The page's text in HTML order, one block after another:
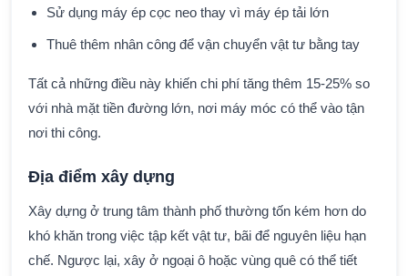
Sử dụng máy ép cọc neo thay vì máy ép tải lớn
Thuê thêm nhân công để vận chuyển vật tư bằng tay
Tất cả những điều này khiến chi phí tăng thêm 15-25% so
với nhà mặt tiền đường lớn, nơi máy móc có thể vào tận
nơi thi công.
Địa điểm xây dựng
Xây dựng ở trung tâm thành phố thường tốn kém hơn do
khó khăn trong việc tập kết vật tư, bãi để nguyên liệu hạn
chế. Ngược lại, xây ở ngoại ô hoặc vùng quê có thể tiết